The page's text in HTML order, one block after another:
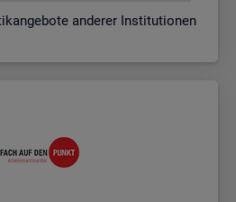
anderer Institutionen